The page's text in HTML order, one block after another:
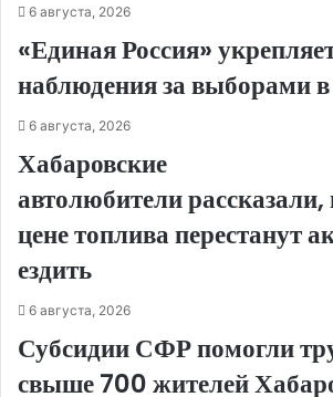
6 августа, 2026
«Единая Россия»
наблюдения за выборами
6 августа, 2026
Хабаровские
автолюбители
цене топлива перестанут
ездить
6 августа, 2026
Субсидии СФР помогли
свыше 700 жителей